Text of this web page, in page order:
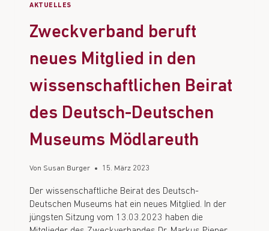
AKTUELLES
Zweckverband beruft
neues Mitglied in den
wissenschaftlichen Beirat
des Deutsch-Deutschen
Museums Mödlareuth
Von Susan Burger 15. März 2023
Der wissenschaftliche Beirat des Deutsch-
Deutschen Museums hat ein neues Mitglied. In der
jüngsten Sitzung vom 13.03.2023 haben die